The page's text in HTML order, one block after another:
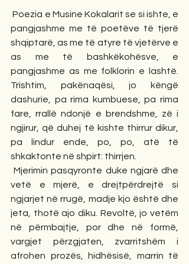
Poezia e Musine Kokalarit se si ishte, e
pangjashme me të poetëve të tjerë
shqiptarë, as me të atyre të vjetërve e
as me të bashkëkohësve, e
pangjashme as me folklorin e lashtë.
Trishtim, pakënaqësi, jo këngë
dashurie, pa rima kumbuese, pa rima
fare, rrallë ndonjë e brendshme, zë i
ngjirur, që duhej të kishte thirrur dikur,
pa lindur ende, po, po, atë të
shkaktonte në shpirt: thirrjen.
Mjerimin pasqyronte duke ngjarë dhe
vetë e mjerë, e drejtpërdrejtë si
ngjarjet në rrugë, madje kjo është dhe
jeta, thotë ajo diku. Revoltë, jo vetëm
në përmbajtje, por dhe në formë,
vargjet përzgjaten, zvarritshëm i
afrohen prozës, hidhësisë, marrin të